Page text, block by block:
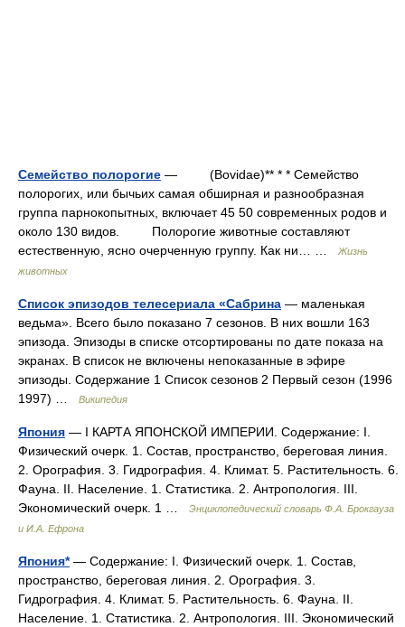
Семейство полорогие — (Bovidae)** * * Семейство
полорогих, или бычьих самая обширная и разнообразная
группа парнокопытных, включает 45 50 современных родов и
около 130 видов. Полорогие животные составляют
естественную, ясно очерченную группу. Как ни… …
Жизнь
животных
Список эпизодов телесериала «Сабрина — маленькая
ведьма». Всего было показано 7 сезонов. В них вошли 163
эпизода. Эпизоды в списке отсортированы по дате показа на
экранах. В список не включены непоказанные в эфире
эпизоды. Содержание 1 Список сезонов 2 Первый сезон (1996
1997) …
Википедия
Япония — I КАРТА ЯПОНСКОЙ ИМПЕРИИ. Содержание: I.
Физический очерк. 1. Состав, пространство, береговая линия.
2. Орография. 3. Гидрография. 4. Климат. 5. Растительность. 6.
Фауна. II. Население. 1. Статистика. 2. Антропология. III.
Экономический очерк. 1 …
Энциклопедический словарь Ф.А. Брокгауза
и И.А. Ефрона
Япония*— Содержание: I. Физический очерк. 1. Состав,
пространство, береговая линия. 2. Орография. 3.
Гидрография. 4. Климат. 5. Растительность. 6. Фауна. II.
Население. 1. Статистика. 2. Антропология. III. Экономический